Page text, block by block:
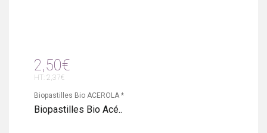
2,50€
HT: 2,37€
Biopastilles Bio ACEROLA *
Biopastilles Bio Acé..